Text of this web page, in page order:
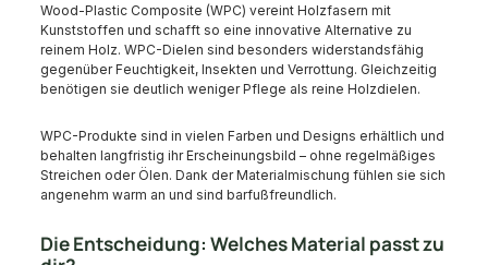
Wood-Plastic Composite (WPC) vereint Holzfasern mit
Kunststoffen und schafft so eine innovative Alternative zu
reinem Holz. WPC-Dielen sind besonders widerstandsfähig
gegenüber Feuchtigkeit, Insekten und Verrottung. Gleichzeitig
benötigen sie deutlich weniger Pflege als reine Holzdielen.
WPC-Produkte sind in vielen Farben und Designs erhältlich und
behalten langfristig ihr Erscheinungsbild – ohne regelmäßiges
Streichen oder Ölen. Dank der Materialmischung fühlen sie sich
angenehm warm an und sind barfußfreundlich.
Die Entscheidung: Welches Material passt zu